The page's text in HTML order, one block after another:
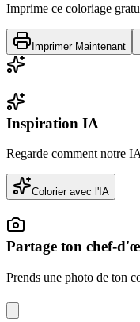
Imprime ce coloriage
Imprimer Maintenant
Inspiration IA
Regarde comment notre
Colorier avec l'IA
Partage ton chef-
Prends une photo de ton